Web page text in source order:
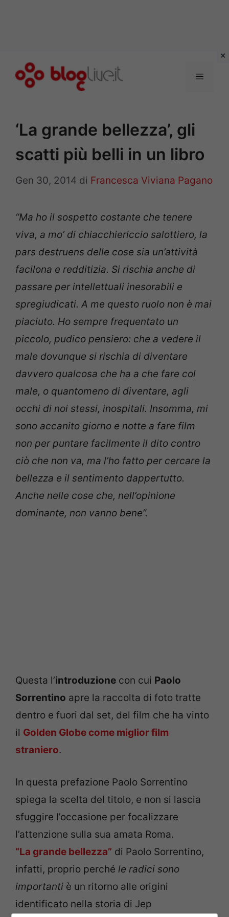
Menu
‘La grande bellezza’, gli
scatti più belli in un libro
Gen 30, 2014 di Francesca Viviana Pagano
“Ma ho il sospetto costante che tenere
viva, a mo’ di chiacchiericcio salottiero, la
pars destruens delle cose sia un’attività
facilona e redditizia. Si rischia anche di
passare per intellettuali inesorabili e
spregiudicati. A me questo ruolo non è mai
piaciuto. Ho sempre frequentato un
piccolo, pudico pensiero: che a vedere il
male dovunque si rischia di diventare
davvero qualcosa che ha a che fare col
male, o quantomeno di diventare, agli
occhi di noi stessi, inospitali. Insomma, mi
sono accanito giorno e notte a fare film
non per puntare facilmente il dito contro
ciò che non va, ma l’ho fatto per cercare la
bellezza e il sentimento dappertutto.
Anche nelle cose che, nell’opinione
dominante, non vanno bene”.
Questa l’introduzione con cui Paolo
Sorrentino apre la raccolta di foto tratte
dentro e fuori dal set, del film che ha vinto
il Golden Globe come miglior film
straniero.
In questa prefazione Paolo Sorrentino
spiega la scelta del titolo, e non si lascia
sfuggire l’occasione per focalizzare
l’attenzione sulla sua amata Roma.
“La grande bellezza” di Paolo Sorrentino,
infatti, proprio perché le radici sono
importanti è un ritorno alle origini
identificato nella storia di Jep